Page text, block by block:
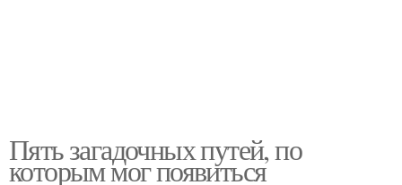
Пять загадочных путей, по
которым мог появиться